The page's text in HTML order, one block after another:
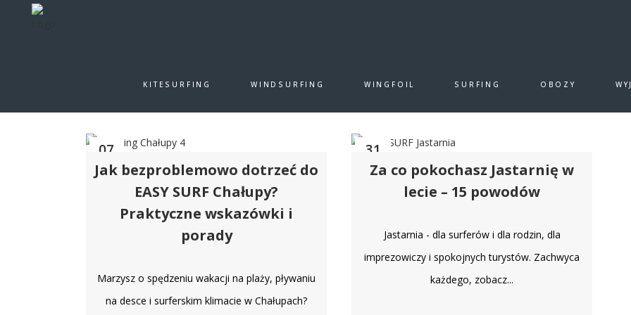
KITESURFING WINDSURFING WINGFOIL SURFING OBOZY
EASY SURF TRAVEL
KITE EXPERTS KITEOPEDIA LIFESTYLE RELACJE Z
07
cze
Jak bezproblemowo dotrzeć do
EASY SURF Chałupy?
Praktyczne wskazówki i
porady
Marzysz o spędzeniu wakacji na plaży, pływaniu
na desce i surferskim klimacie w Chałupach?
31
maj
Za co pokochasz Jastarnię w
lecie – 15 powodów
Jastarnia - dla surferów i dla rodzin, dla
imprezowiczy i spokojnych turystów. Zachwyca
każdego, zobacz...